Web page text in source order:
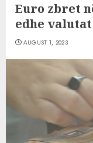
Euro zbret
edhe
AUGUST 1, 2023